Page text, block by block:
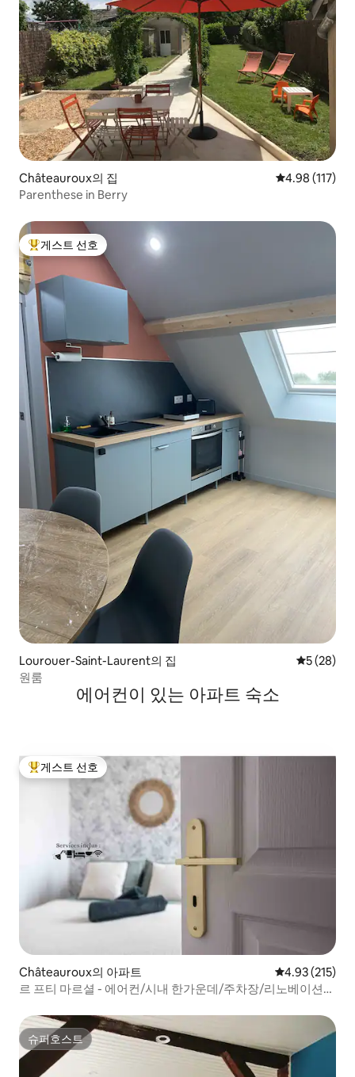
Châteauroux의 집 평점 4.98점(5
4.98 (117)
Parenthese in Berry
상위 게스트 선호
게스트 선호
Lourouer-Saint-Laurent의 집 평점 5점(5
5 (28)
원룸
에어컨이 있는 아파트 숙소
상위 게스트 선호
게스트 선호
Châteauroux의 아파트 평점 4.93점(5
4.93 (215)
르 프티 마르셜 - 에어컨/시내 한가운데/주차장/리노베이션
슈퍼호스트
슈퍼호스트